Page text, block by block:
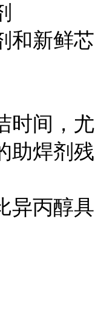
和新鲜芯
时间，尤
助焊剂残
异丙醇具